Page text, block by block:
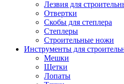
Лезвия для
Отвертки
Скобы для степлера
Степлеры
Строительные ножи
Инструменты для
Мешки
Щетки
Лопаты